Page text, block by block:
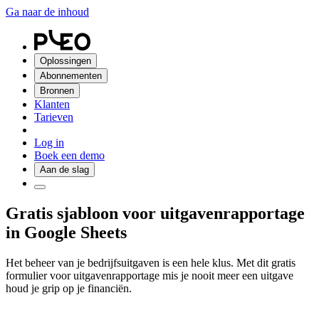
Ga naar de inhoud
Oplossingen
Abonnementen
Bronnen
Klanten
Tarieven
Log in
Boek een demo
Aan de slag
Gratis sjabloon voor uitgavenrapportage
in Google Sheets
Het beheer van je bedrijfsuitgaven is een hele klus. Met dit gratis
formulier voor uitgavenrapportage mis je nooit meer een uitgave
houd je grip op je financiën.